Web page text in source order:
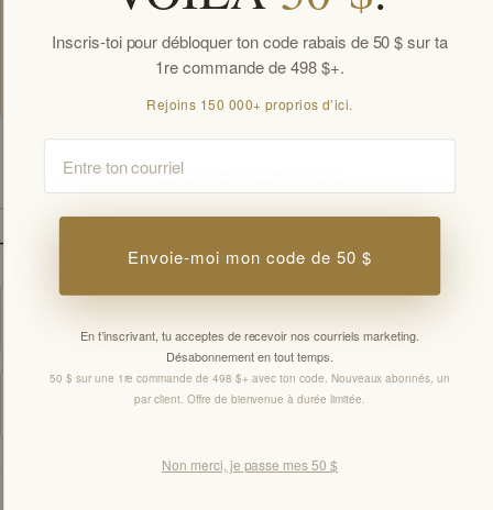
En t’inscrivant, tu acceptes de recevoir nos courriels marketing.
Désabonnement en tout temps.
Offres réservées aux membres par courriel. Nouveaux abonnés, une offre de
bienvenue par client.
SPÉCIFICATIONS
TÉLÉCHARGEMENTS
Guide d'installation
Inscris-toi pour débloquer ton code rabais de 50 $ sur ta
1re commande de 498 $+.
Rejoins 150 000+ proprios d’ici.
Envoie-moi mon code de 50 $
En t’inscrivant, tu acceptes de recevoir nos courriels marketing.
Désabonnement en tout temps.
50 $ sur une 1re commande de 498 $+ avec ton code. Nouveaux abonnés, un
par client. Offre de bienvenue à durée limitée.
Non merci, je passe mes 50 $